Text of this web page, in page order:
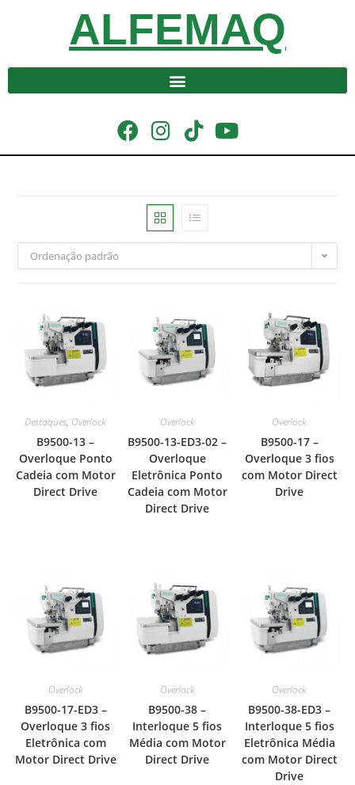
ALFEMAQ
Ordenação padrão
Destaques, Overlock
B9500-13 –
Overloque Ponto
Cadeia com Motor
Direct Drive
Overlock
B9500-13-ED3-02 –
Overloque
Eletrônica Ponto
Cadeia com Motor
Direct Drive
Overlock
B9500-17 –
Overloque 3 fios
com Motor Direct
Drive
Overlock
B9500-17-ED3 –
Overloque 3 fios
Eletrônica com
Motor Direct Drive
Overlock
B9500-38 –
Interloque 5 fios
Média com Motor
Direct Drive
Overlock
B9500-38-ED3 –
Interloque 5 fios
Eletrônica Média
com Motor Direct
Drive